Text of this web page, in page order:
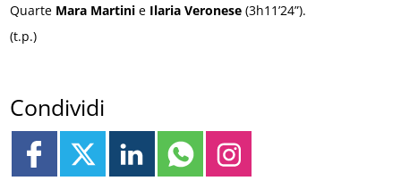
Quarte Mara Martini e Ilaria Veronese (3h11’24”).
(t.p.)
Condividi